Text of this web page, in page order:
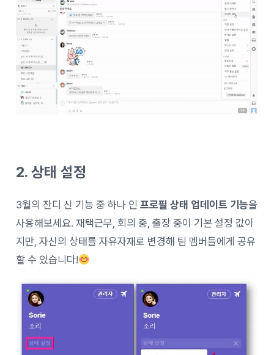
2. 상태 설정
3월의 잔디 신 기능 중 하나 인 프로필 상태 업데이트 기능을
사용해보세요. 재택근무, 회의 중, 출장 중이 기본 설정 값이
지만, 자신의 상태를 자유자재로 변경해 팀 멤버들에게 공유
할 수 있습니다!